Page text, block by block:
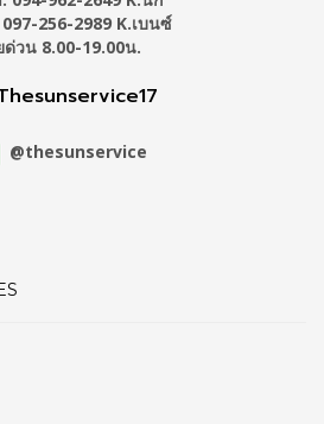
256-2989 K.เบนซ์
ด่วน 8.00-19.00น.
@thesunservice